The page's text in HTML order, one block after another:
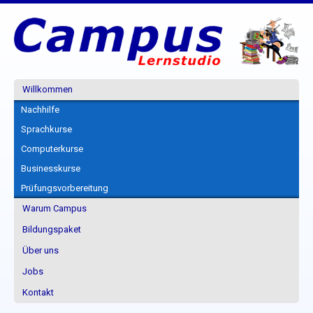
Willkommen
Nachhilfe
Sprachkurse
Computerkurse
Businesskurse
Prüfungsvorbereitung
Warum Campus
Bildungspaket
Über uns
Jobs
Kontakt